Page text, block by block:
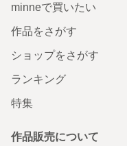
minneで買いたい
作品をさがす
ショップをさがす
ランキング
特集
作品販売について